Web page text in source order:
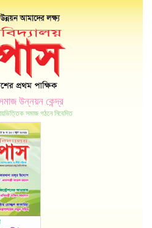
উন্নয়ন কেন্দ্র
সমাজ গঠনে নিবেদিত